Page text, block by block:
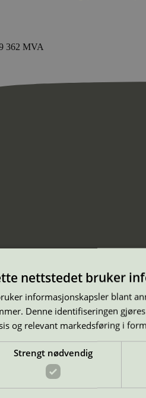
362 MVA
nettstedet bruker
informasjonskapsler blant
Denne identifiseringen
og relevant markedsføring i
Strengt nødvendig